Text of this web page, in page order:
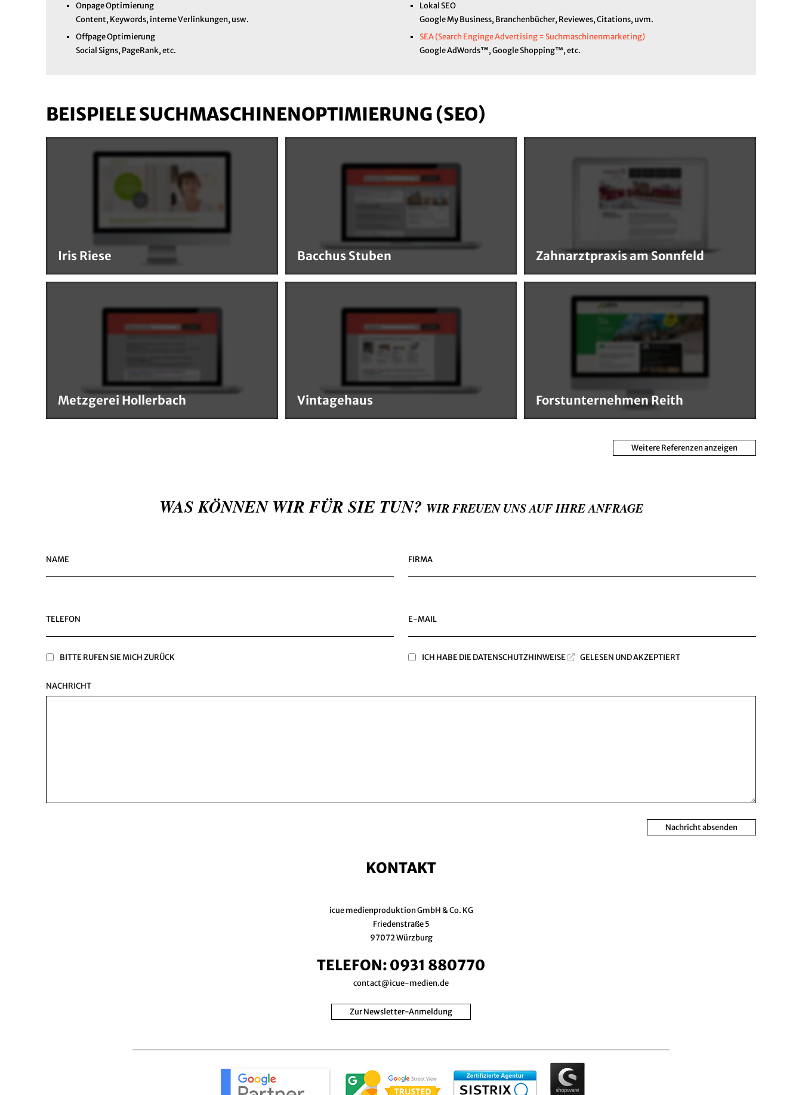
Onpage Optimierung
Content, Keywords, interne Verlinkungen, usw.
Offpage Optimierung
Social Signs, PageRank, etc.
Lokal SEO
Google My Business, Branchenbücher, Reviewes, Citations, uvm.
SEA (Search Enginge Advertising = Suchmaschinenmarketing)
Google AdWords™, Google Shopping™, etc.
BEISPIELE SUCHMASCHINENOPTIMIERUNG (SEO)
Iris Riese Bacchus Stuben Zahnarztpraxis am Sonnfeld
Metzgerei Hollerbach Vintagehaus Forstunternehmen Reith
Weitere Referenzen anzeigen
WAS KÖNNEN WIR FÜR SIE TUN? WIR FREUEN UNS AUF IHRE ANFRAGE
NAME FIRMA
TELEFON E-MAIL
BITTE RUFEN SIE MICH ZURÜCK ICH HABE DIEDATENSCHUTZHINWEISE GELESEN UND AKZEPTIERT
NACHRICHT
Nachricht absenden
KONTAKT
icue medienproduktion GmbH & Co. KG
Friedenstraße 5
97072 Würzburg
TELEFON:0931 880770
contact@icue-medien.de
Zur Newsletter-Anmeldung